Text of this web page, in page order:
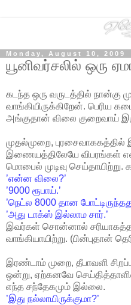
Monday, August 10, 2009
யூனிவர்சலில் ஒரு
கடந்த ஒரு வருடத்தில் நான்கு
வாங்கியிருக்கிறேன். பெரிய
அங்குதான் விலை குறைவாய்
முதல்முறை, புரசைவாககத்தில்
இணையத்திலேயே விபரங்கள்
மொபைல் முடிவு செய்தாயிற்று.
’என்ன விலை?’
’9000 ரூபாய்.’
’நெட்ல 8000 தான
’அது டாக்ஸ் இல்லாம சார்.’
இவர்கள் சொன்னால்
வாங்கியாயிற்று. (பின்புதான்
இரண்டாம் முறை, தீபாவளி
ஒன்று, ஏற்கனவே
எந்த சந்தேகமும் இல்லை.
’இது நல்லாயிருக்குமா?’